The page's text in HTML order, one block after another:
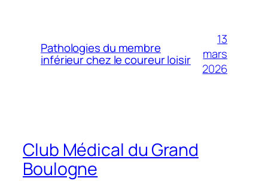
Pathologies du membre
inférieur chez le coureur loisir
13
mars
2026
Club Médical du Grand
Boulogne